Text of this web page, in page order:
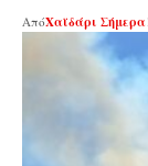
ΑπόΧαϊδάρι Σήμερα